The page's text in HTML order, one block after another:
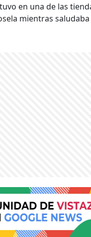
en una de las
mientras